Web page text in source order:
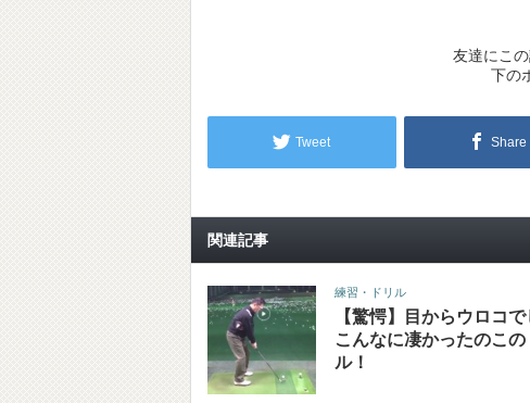
友達にこ
下の
Tweet Share
関連記事
練習・ドリル
【驚愕】目からウロコで
こんなに凄かったのこの
ル！